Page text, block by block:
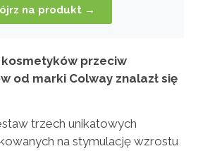
na produkt →
przeciw
od marki Colway znalazł się
trzech unikatowych
na stymulację wzrostu